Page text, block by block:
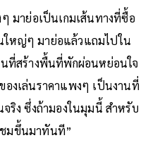
มาย่อเป็นเกมเส้นทางที่ซื้อ
นใหญ่ๆ มาย่อแล้วแถมไปใน
นที่สร้างพื้นที่พักผ่อนหย่อนใจ
องเล่นราคาแพงๆ เป็นงานที่
ริง ซึ่งถ้ามองในมุมนี้ สำหรับ
ชมขึ้นมาทันที”